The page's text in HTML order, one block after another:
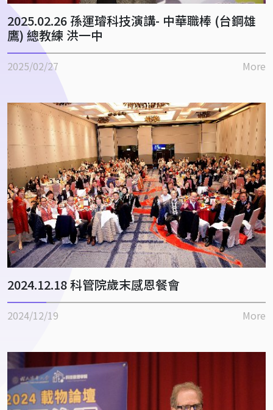
2025.02.26 孫運璿科技演講- 中華職棒 (台鋼雄
鷹) 總教練 洪一中
2025/02/27 More
2024.12.18 科管院歲末感恩餐會
2024/12/19 More